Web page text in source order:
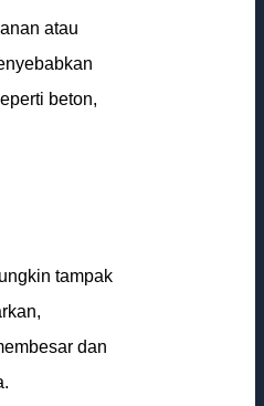
atau
beton,
tampak
dan